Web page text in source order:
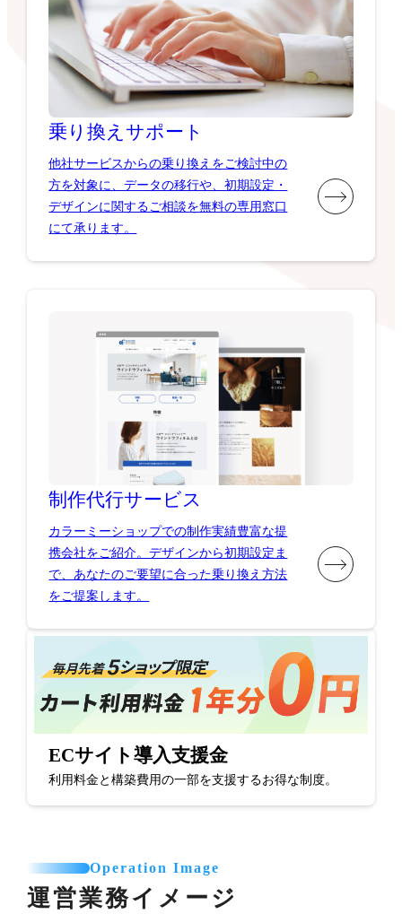
乗り換え サポート
他社サービスからの乗り換えをご検討中の
方を対象に、データの移行や、初期設定・
デザインに関するご相談を無料の専用窓口
にて承ります。
制作代行サービス
カラーミーショップでの制作実績豊富な提
携会社をご紹介。デザインから初期設定ま
で、あなたのご要望に合った乗り換え方法
をご提案します。
ECサイト導入支援金
利用料金と構築費用の一部を支援するお得な制度。
Operation Image
運営業務イメージ